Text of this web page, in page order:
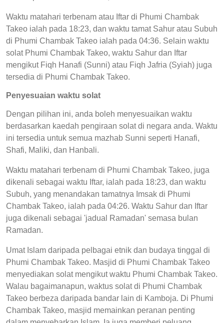
Waktu matahari terbenam atau Iftar di Phumi Chambak
Takeo ialah pada 18:23, dan waktu tamat Sahur atau Subuh
di Phumi Chambak Takeo ialah pada 04:36. Selain waktu
solat Phumi Chambak Takeo, waktu Sahur dan Iftar
mengikut Fiqh Hanafi (Sunni) atau Fiqh Jafria (Syiah) juga
tersedia di Phumi Chambak Takeo.
Penyesuaian waktu solat
Dengan pilihan ini, anda boleh menyesuaikan waktu
berdasarkan kaedah pengiraan solat di negara anda. Waktu
ini tersedia untuk semua mazhab Sunni seperti Hanafi,
Shafi, Maliki, dan Hanbali.
Waktu matahari terbenam di Phumi Chambak Takeo, juga
dikenali sebagai waktu Iftar, ialah pada 18:23, dan waktu
Subuh, yang menandakan tamatnya Imsak di Phumi
Chambak Takeo, ialah pada 04:26. Waktu Sahur dan Iftar
juga dikenali sebagai 'jadual Ramadan' semasa bulan
Ramadan.
Umat Islam daripada pelbagai etnik dan budaya tinggal di
Phumi Chambak Takeo. Masjid di Phumi Chambak Takeo
menyediakan solat mengikut waktu Phumi Chambak Takeo.
Walau bagaimanapun, waktus solat di Phumi Chambak
Takeo berbeza daripada bandar lain di Kamboja. Di Phumi
Chambak Takeo, masjid memainkan peranan penting